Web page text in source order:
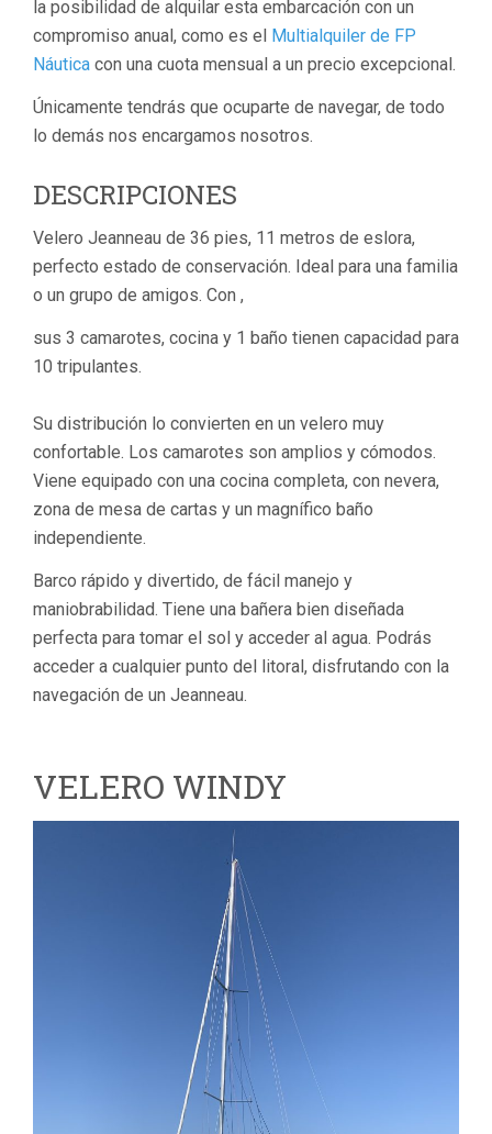
la posibilidad de alquilar esta embarcación con un
compromiso anual, como es el Multialquiler de FP
Náutica con una cuota mensual a un precio excepcional.
Únicamente tendrás que ocuparte de navegar, de todo
lo demás nos encargamos nosotros.
DESCRIPCIONES
Velero Jeanneau de 36 pies, 11 metros de eslora,
perfecto estado de conservación. Ideal para una familia
o un grupo de amigos. Con ,
sus 3 camarotes, cocina y 1 baño tienen capacidad para
10 tripulantes.
Su distribución lo convierten en un velero muy
confortable. Los camarotes son amplios y cómodos.
Viene equipado con una cocina completa, con nevera,
zona de mesa de cartas y un magnífico baño
independiente.
Barco rápido y divertido, de fácil manejo y
maniobrabilidad. Tiene una bañera bien diseñada
perfecta para tomar el sol y acceder al agua. Podrás
acceder a cualquier punto del litoral, disfrutando con la
navegación de un Jeanneau.
VELERO WINDY